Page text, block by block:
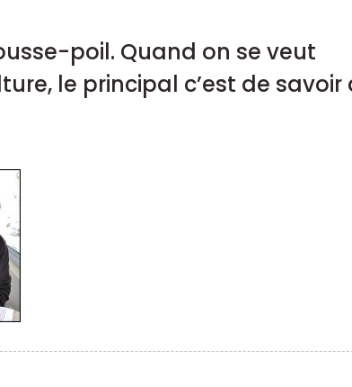
poil. Quand on se veut
le principal c’est de savoir